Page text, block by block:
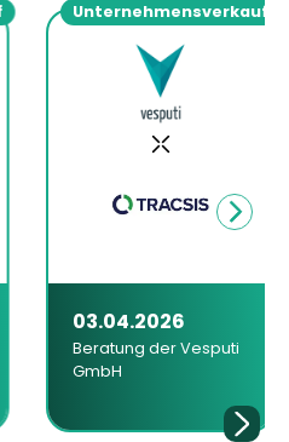
Unternehmensverkauf
03.04.2026
Beratung der Vesputi
GmbH